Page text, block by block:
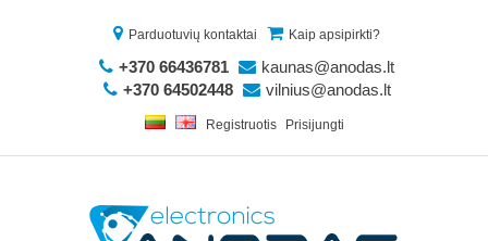
Parduotuvių kontaktai Kaip apsipirkti?
+370 66436781
kaunas@anodas.lt
+370 64502448
vilnius@anodas.lt
Registruotis Prisijungti